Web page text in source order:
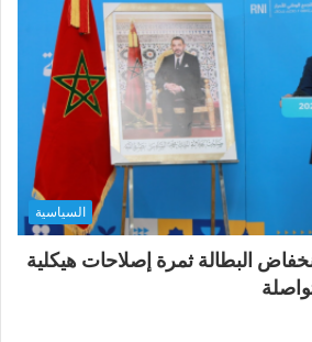
السياسية
البطالة ثمرة إصلاحات هيكلية